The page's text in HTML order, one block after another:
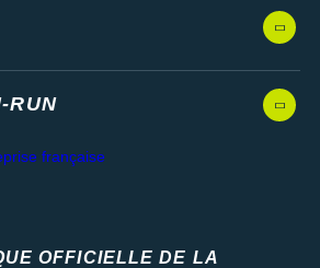
RUN
OFFICIELLE DE LA